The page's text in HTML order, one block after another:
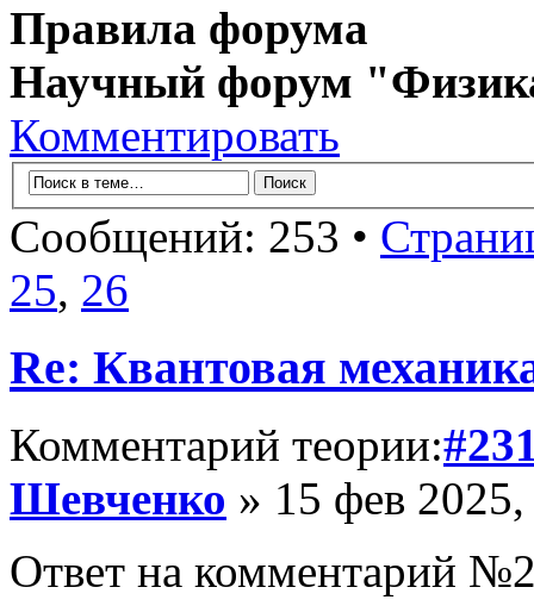
Правила форума
Научный форум
Комментировать
Сообщений: 253 •
25, 26
Re: Квантовая
Комментарий теории:
Шевченко » 15 фев
Ответ на комментарий